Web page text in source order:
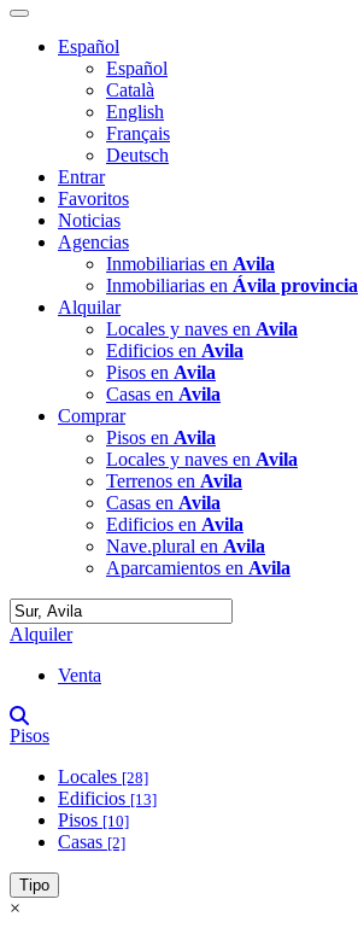
Español
Español
Català
English
Français
Deutsch
Entrar
Favoritos
Noticias
Agencias
Inmobiliarias en Avila
Inmobiliarias en Ávila provincia
Alquilar
Locales y naves en Avila
Edificios en Avila
Pisos en Avila
Casas en Avila
Comprar
Pisos en Avila
Locales y naves en Avila
Terrenos en Avila
Casas en Avila
Edificios en Avila
Nave.plural en Avila
Aparcamientos en Avila
Alquiler
Venta
Pisos
Locales [28]
Edificios [13]
Pisos [10]
Casas [2]
Tipo
×